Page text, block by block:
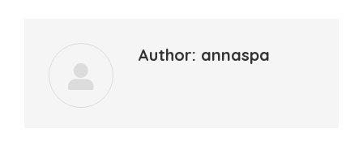
Author: annaspa